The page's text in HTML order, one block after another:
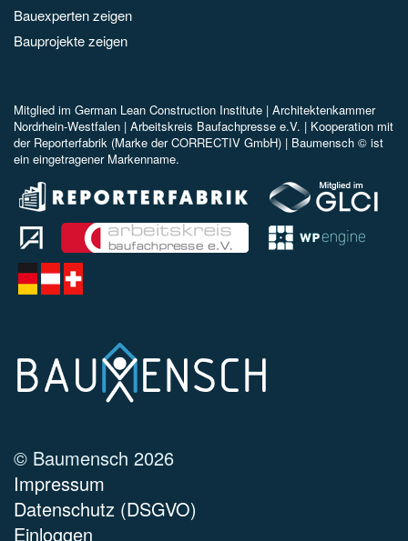
Bauexperten zeigen
Bauprojekte zeigen
Mitglied im German Lean Construction Institute | Architektenkammer
Nordrhein-Westfalen | Arbeitskreis Baufachpresse e.V. | Kooperation mit
der Reporterfabrik (Marke der CORRECTIV GmbH) | Baumensch © ist
ein eingetragener Markenname.
© Baumensch 2026
Impressum
Datenschutz (DSGVO)
Einloggen